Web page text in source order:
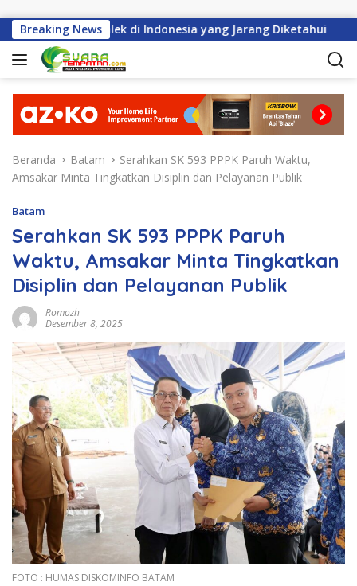
Breaking News
Perayaan Imlek di Indonesia yang Jarang Diketahui
Beranda Batam
Serahkan SK 593 PPPK Paruh Waktu,
Amsakar Minta Tingkatkan Disiplin dan Pelayanan Publik
Batam
Serahkan SK 593 PPPK Paruh
Waktu, Amsakar Minta Tingkatkan
Disiplin dan Pelayanan Publik
Romozh
Desember 8, 2025
FOTO : HUMAS DISKOMINFO BATAM